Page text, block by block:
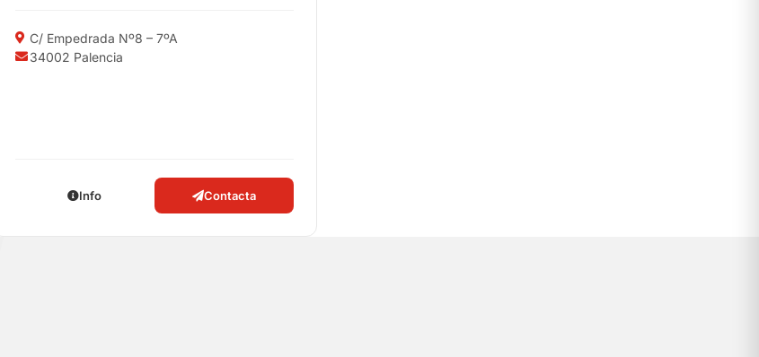
C/ Empedrada Nº8 – 7ºA
34002 Palencia
Info Contacta